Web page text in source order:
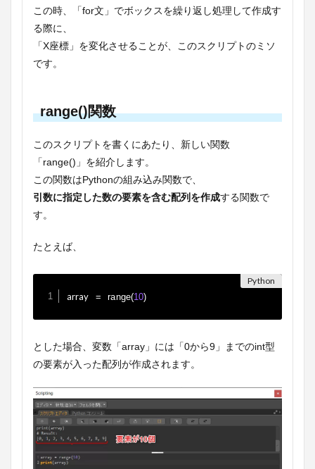
この時、「for文」でボックスを繰り返し処理して作成す
る際に、
「X座標」を変化させることが、このスクリプトのミソ
です。
range()関数
このスクリプトを書くにあたり、新しい関数
「range()」を紹介します。
この関数はPythonの組み込み関数で、
引数に指定した数の要素を含む配列を作成する関数で
す。
たとえば、
array = range(10)
とした場合、変数「array」には「0から9」までのint型
の要素が入った配列が作成されます。